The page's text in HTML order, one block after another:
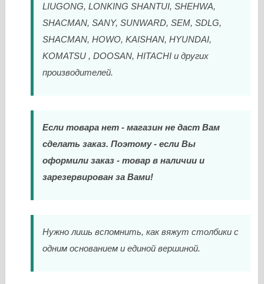
LIUGONG, LONKING SHANTUI, SHEHWA,
SHACMAN, SANY, SUNWARD, SEM, SDLG,
SHACMAN, HOWO, KAISHAN, HYUNDAI,
KOMATSU , DOOSAN, HITACHI и других
производителей.
Если товара нет - магазин не даст Вам
сделать заказ. Поэтому - если Вы
оформили заказ - товар в наличии и
зарезервирован за Вами!
Нужно лишь вспомнить, как вяжут столбики с
одним основанием и единой вершиной.